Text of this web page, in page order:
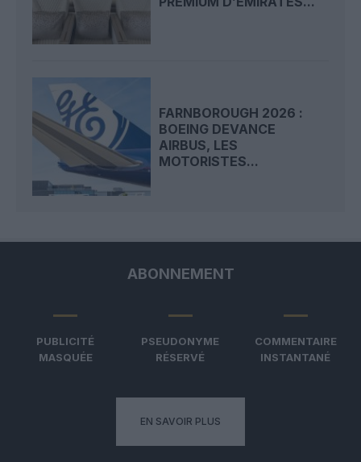
FARNBOROUGH 2026 :
BOEING DEVANCE
AIRBUS, LES
MOTORISTES...
ABONNEMENT
PUBLICITÉ
MASQUÉE
PSEUDONYME
RÉSERVÉ
COMMENTAIRE
INSTANTANÉ
EN SAVOIR PLUS